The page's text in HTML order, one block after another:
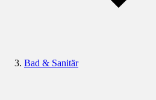
Bad & Sanitär